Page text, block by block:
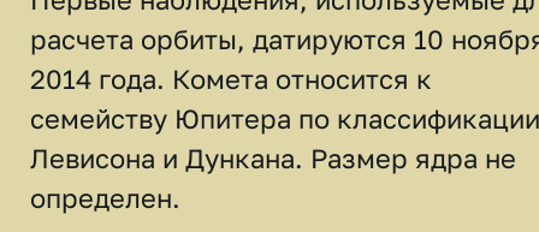
расчета орбиты, датируются 10
2014 года. Комета относится к
семейству Юпитера по классификации
Левисона и Дункана. Размер ядра не
определен.